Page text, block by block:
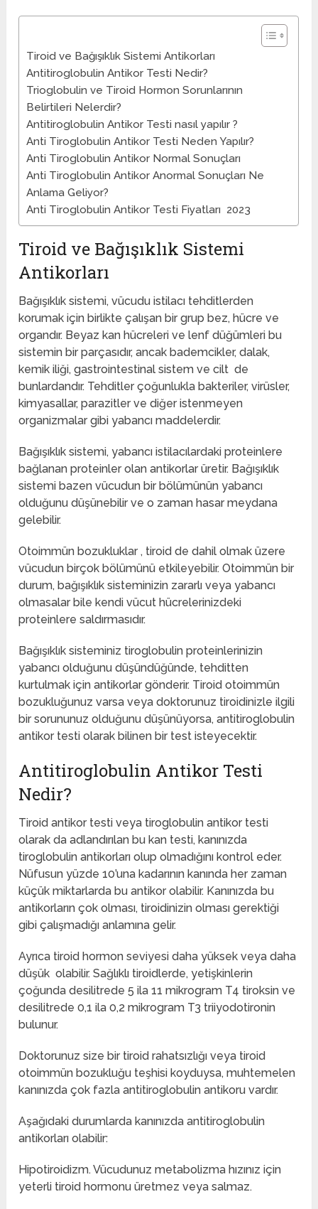
Tiroid ve Bağışıklık Sistemi Antikorları
Antitiroglobulin Antikor Testi Nedir?
Trioglobulin ve Tiroid Hormon Sorunlarının
Belirtileri Nelerdir?
Antitiroglobulin Antikor Testi nasıl yapılır ?
Anti Tiroglobulin Antikor Testi Neden Yapılır?
Anti Tiroglobulin Antikor Normal Sonuçları
Anti Tiroglobulin Antikor Anormal Sonuçları Ne
Anlama Geliyor?
Anti Tiroglobulin Antikor Testi Fiyatları 2023
Tiroid ve Bağışıklık Sistemi
Antikorları
‌Bağışıklık sistemi, vücudu istilacı tehditlerden
korumak için birlikte çalışan bir grup bez, hücre ve
organdır. Beyaz kan hücreleri ve lenf düğümleri bu
sistemin bir parçasıdır, ancak bademcikler, dalak,
kemik iliği, gastrointestinal sistem ve cilt de
bunlardandır. Tehditler çoğunlukla bakteriler, virüsler,
kimyasallar, parazitler ve diğer istenmeyen
organizmalar gibi yabancı maddelerdir.
Bağışıklık sistemi, yabancı istilacılardaki proteinlere
bağlanan proteinler olan antikorlar üretir. Bağışıklık
sistemi bazen vücudun bir bölümünün yabancı
olduğunu düşünebilir ve o zaman hasar meydana
gelebilir.‌
‌Otoimmün bozukluklar , tiroid de dahil olmak üzere
vücudun birçok bölümünü etkileyebilir. Otoimmün bir
durum, bağışıklık sisteminizin zararlı veya yabancı
olmasalar bile kendi vücut hücrelerinizdeki
proteinlere saldırmasıdır.
Bağışıklık sisteminiz tiroglobulin proteinlerinizin
yabancı olduğunu düşündüğünde, tehditten
kurtulmak için antikorlar gönderir. Tiroid otoimmün
bozukluğunuz varsa veya doktorunuz tiroidinizle ilgili
bir sorununuz olduğunu düşünüyorsa, antitiroglobulin
antikor testi olarak bilinen bir test isteyecektir.
Antitiroglobulin Antikor Testi
Nedir?
‌‌Tiroid antikor testi veya tiroglobulin antikor testi
olarak da adlandırılan bu kan testi, kanınızda
tiroglobulin antikorları olup olmadığını kontrol eder.
Nüfusun yüzde 10’una kadarının kanında her zaman
küçük miktarlarda bu antikor olabilir. Kanınızda bu
antikorların çok olması, tiroidinizin olması gerektiği
gibi çalışmadığı anlamına gelir. ‌‌
Ayrıca tiroid hormon seviyesi daha yüksek veya daha
düşük olabilir. Sağlıklı tiroidlerde, yetişkinlerin
çoğunda desilitrede 5 ila 11 mikrogram T4 tiroksin ve
desilitrede 0,1 ila 0,2 mikrogram T3 triiyodotironin
bulunur.‌‌
Doktorunuz size bir tiroid rahatsızlığı veya tiroid
otoimmün bozukluğu teşhisi koyduysa, muhtemelen
kanınızda çok fazla antitiroglobulin antikoru vardır. ‌‌
Aşağıdaki durumlarda kanınızda antitiroglobulin
antikorları olabilir:
‌‌Hipotiroidizm. Vücudunuz metabolizma hızınız için
yeterli tiroid hormonu üretmez veya salmaz.